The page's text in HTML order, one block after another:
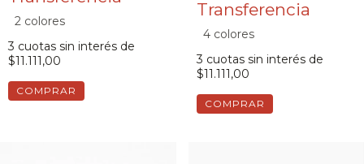
2 colores
3 cuotas sin interés de
$11.111,00
COMPRAR
4 colores
3 cuotas sin interés de
$11.111,00
COMPRAR